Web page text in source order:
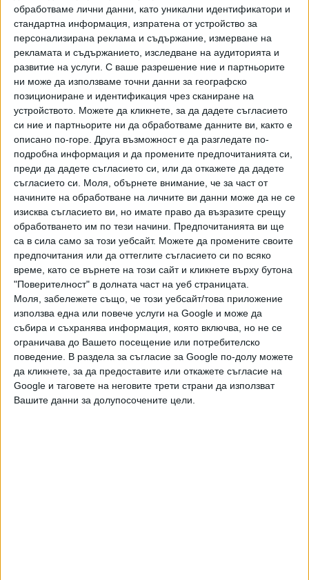
обработваме лични данни, като уникални идентификатори и
стандартна информация, изпратена от устройство за
персонализирана реклама и съдържание, измерване на
рекламата и съдържанието, изследване на аудиторията и
развитие на услуги. С ваше разрешение ние и партньорите
ни може да използваме точни данни за географско
позициониране и идентификация чрез сканиране на
устройството. Можете да кликнете, за да дадете съгласието
си ние и партньорите ни да обработваме данните ви, както е
описано по-горе. Друга възможност е да разгледате по-
подробна информация и да промените предпочитанията си,
преди да дадете съгласието си, или да откажете да дадете
съгласието си.
Моля, обърнете внимание, че за част от
начините на обработване на личните ви данни може да не се
изисква съгласието ви, но имате право да възразите срещу
обработването им по тези начини. Предпочитанията ви ще
са в сила само за този уебсайт. Можете да промените своите
предпочитания или да оттеглите съгласието си по всяко
време, като се върнете на този сайт и кликнете върху бутона
"Поверителност" в долната част на уеб страницата.
Моля, забележете също, че този уебсайт/това приложение
използва една или повече услуги на Google и може да
събира и съхранява информация, която включва, но не се
ограничава до Вашето посещение или потребителско
поведение. В раздела за съгласие за Google по-долу можете
да кликнете, за да предоставите или откажете съгласие на
Google и таговете на неговите трети страни да използват
Вашите данни за долупосочените цели.
територията на България, Гърция и региона.
Телекомуникационната компания, която е част от
групата "Овергаз", е изградила и експлоатира собствена
международна оптична мрежа с преносен капацитет
Nx100G, над 3000 км опорна мрежа, трансгранични
връзки със съседни страни и над 40 точки на
присъствие в България и Гърция.
Lancom е силна в областта на дейта центровете,
облачните и телекомуникационните услуги в Гърция и
чужбина. Компанията е най-големият независим
доставчик на облачни услуги в съседката ни с няколко
най-съвременни частни центърове за данни в Атина и
Солун, като същевременно разполага и непрекъснато
разширява най-съвременната си собствена оптична
мрежа, предприема и покрива всяка нужда от ICT (
Information and Communication Technology/
информационни и комуникационни технологии) услуги за
компании и организации от всякакъв мащаб и
потребност.
Първата стъпка в съвместната работа на двата
телекома е инсталирането на "точка на присъствие" на
Вестител (PoP) на Balkan Gate I (Балкански
портал) - новия Център за данни на Lancom, който е най-
големият неутрален център за неутрални данни за